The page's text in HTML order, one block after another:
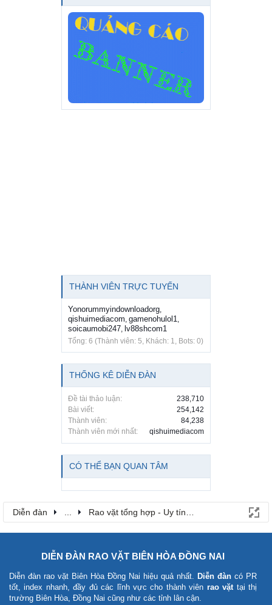
THÀNH VIÊN TRỰC TUYẾN
Yonorummyindownloadorg
qishuimediacom gamenohulol1
soicaumobi247 lv88shcom1
Tổng: 6 (Thành viên: 5, Khách: 1, Bots: 0)
THỐNG KÊ DIỄN ĐÀN
Đề tài thảo luận:
238,710
Bài viết:
254,142
Thành viên:
84,238
Thành viên mới nhất:
qishuimediacom
CÓ THỂ BẠN QUAN TÂM
Diễn đàn Rao vặt tổng hợp - Uy tín - Miễn phí
DIỄN ĐÀN RAO VẶT BIÊN HÒA ĐỒNG NAI
Diễn đàn rao vặt Biên Hòa Đồng Nai hiệu quả nhất. Diễn đàn có PR
tốt, index nhanh, đầy đủ các lĩnh vực cho thành viên rao vặt tại thị
trường Biên Hòa, Đồng Nai cũng như các tỉnh lân cận.